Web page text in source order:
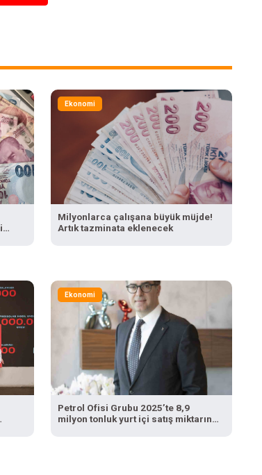
Ekonomi
Milyonlarca çalışana büyük müjde!
Artık tazminata eklenecek
Ekonomi
Petrol Ofisi Grubu 2025’te 8,9
milyon tonluk yurt içi satış miktarına